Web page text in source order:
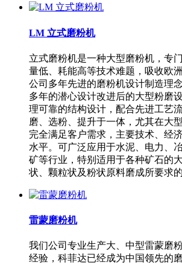
LM 立式磨粉机
立式磨粉机是一种大型磨粉机，专
量低、耗能高等技术难题，吸收欧
公司多年先进的磨粉机设计制造理
多年的潜心设计改进后的大型粉磨
理可靠的结构设计，配合先进工艺
磨、选粉、提升于一体，尤其在大
完全满足客户需求，主要技术、经
水平。可广泛应用于水泥、电力、
矿等行业，特别适用于各种矿石的
状、颗粒状及粉状原料磨成所要求的
雷蒙磨粉机
我们公司专业生产大、中型雷蒙磨
经验，科菲达已经成为中国领先的